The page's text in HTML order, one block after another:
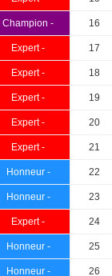
Champion - 16
Expert - 17
Expert - 18
Expert - 19
Expert - 20
Expert - 21
Honneur - 22
Honneur - 23
Expert - 24
Honneur - 25
Honneur - 26